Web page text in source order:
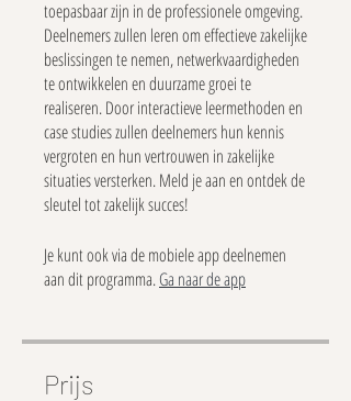
toepasbaar zijn in de professionele omgeving.
Deelnemers zullen leren om effectieve zakelijke
beslissingen te nemen, netwerkvaardigheden
te ontwikkelen en duurzame groei te
realiseren. Door interactieve leermethoden en
case studies zullen deelnemers hun kennis
vergroten en hun vertrouwen in zakelijke
situaties versterken. Meld je aan en ontdek de
sleutel tot zakelijk succes!
Je kunt ook via de mobiele app deelnemen
aan dit programma.Ga naar de app
Prijs